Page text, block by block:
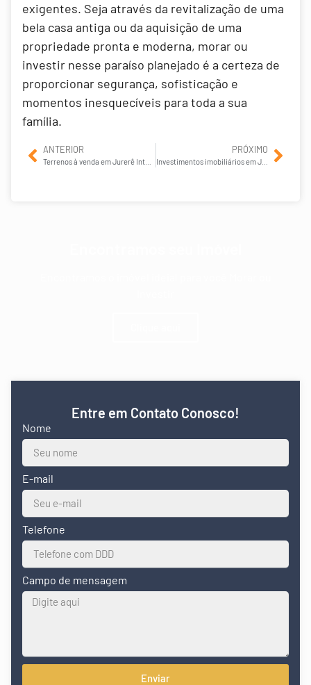
exigentes. Seja através da revitalização de uma
bela casa antiga ou da aquisição de uma
propriedade pronta e moderna, morar ou
investir nesse paraíso planejado é a certeza de
proporcionar segurança, sofisticação e
momentos inesquecíveis para toda a sua
família.
ANTERIOR PRÓXIMO
Investimentos imobiliários em Jurerê Internacional para quem busca valorização no médio longo prazo
Entre em Contato Conosco!
Nome
E-mail
Telefone
Campo de mensagem
Enviar